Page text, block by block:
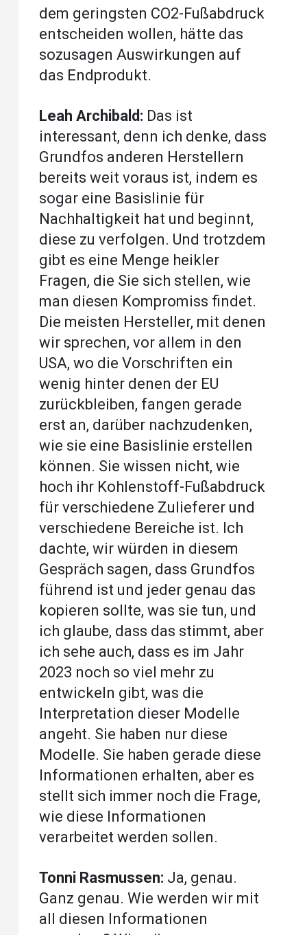
dem geringsten CO2-Fußabdruck
entscheiden wollen, hätte das
sozusagen Auswirkungen auf
das Endprodukt.
Leah Archibald: Das ist
interessant, denn ich denke, dass
Grundfos anderen Herstellern
bereits weit voraus ist, indem es
sogar eine Basislinie für
Nachhaltigkeit hat und beginnt,
diese zu verfolgen. Und trotzdem
gibt es eine Menge heikler
Fragen, die Sie sich stellen, wie
man diesen Kompromiss findet.
Die meisten Hersteller, mit denen
wir sprechen, vor allem in den
USA, wo die Vorschriften ein
wenig hinter denen der EU
zurückbleiben, fangen gerade
erst an, darüber nachzudenken,
wie sie eine Basislinie erstellen
können. Sie wissen nicht, wie
hoch ihr Kohlenstoff-Fußabdruck
für verschiedene Zulieferer und
verschiedene Bereiche ist. Ich
dachte, wir würden in diesem
Gespräch sagen, dass Grundfos
führend ist und jeder genau das
kopieren sollte, was sie tun, und
ich glaube, dass das stimmt, aber
ich sehe auch, dass es im Jahr
2023 noch so viel mehr zu
entwickeln gibt, was die
Interpretation dieser Modelle
angeht. Sie haben nur diese
Modelle. Sie haben gerade diese
Informationen erhalten, aber es
stellt sich immer noch die Frage,
wie diese Informationen
verarbeitet werden sollen.
Tonni Rasmussen: Ja, genau.
Ganz genau. Wie werden wir mit
all diesen Informationen